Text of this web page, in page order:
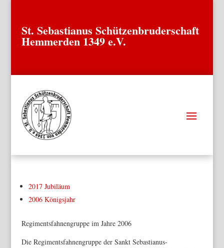
St. Sebastianus Schützenbruderschaft
Hemmerden 1349 e.V.
2017 Jubiläum
2006 Königsjahr
Regimentsfahnengruppe im Jahre 2006
Die Regimentsfahnengruppe der Sankt Sebastianus-